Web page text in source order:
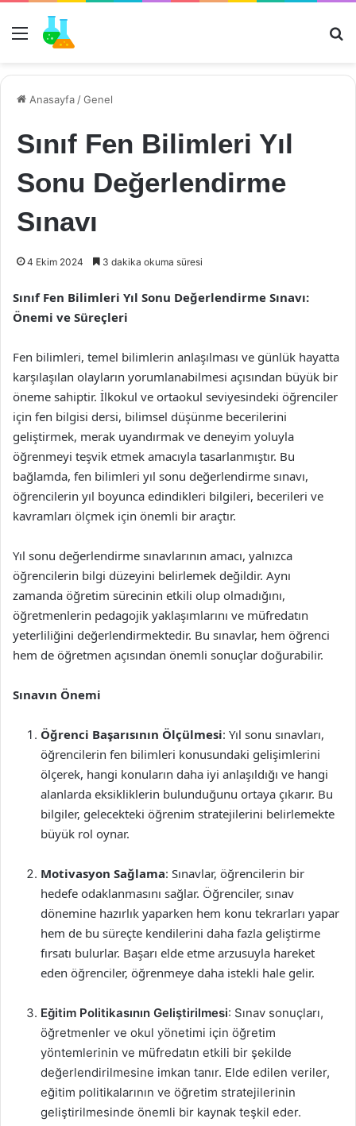
Menü
Anasayfa /Genel
Sınıf Fen Bilimleri Yıl
Sonu Değerlendirme
Sınavı
4 Ekim 2024 3 dakika okuma süresi
Sınıf Fen Bilimleri Yıl Sonu Değerlendirme Sınavı:
Önemi ve Süreçleri
Fen bilimleri, temel bilimlerin anlaşılması ve günlük hayatta
karşılaşılan olayların yorumlanabilmesi açısından büyük bir
öneme sahiptir. İlkokul ve ortaokul seviyesindeki öğrenciler
için fen bilgisi dersi, bilimsel düşünme becerilerini
geliştirmek, merak uyandırmak ve deneyim yoluyla
öğrenmeyi teşvik etmek amacıyla tasarlanmıştır. Bu
bağlamda, fen bilimleri yıl sonu değerlendirme sınavı,
öğrencilerin yıl boyunca edindikleri bilgileri, becerileri ve
kavramları ölçmek için önemli bir araçtır.
Yıl sonu değerlendirme sınavlarının amacı, yalnızca
öğrencilerin bilgi düzeyini belirlemek değildir. Aynı
zamanda öğretim sürecinin etkili olup olmadığını,
öğretmenlerin pedagojik yaklaşımlarını ve müfredatın
yeterliliğini değerlendirmektedir. Bu sınavlar, hem öğrenci
hem de öğretmen açısından önemli sonuçlar doğurabilir.
Sınavın Önemi
Öğrenci Başarısının Ölçülmesi: Yıl sonu sınavları,
öğrencilerin fen bilimleri konusundaki gelişimlerini
ölçerek, hangi konuların daha iyi anlaşıldığı ve hangi
alanlarda eksikliklerin bulunduğunu ortaya çıkarır. Bu
bilgiler, gelecekteki öğrenim stratejilerini belirlemekte
büyük rol oynar.
Motivasyon Sağlama: Sınavlar, öğrencilerin bir
hedefe odaklanmasını sağlar. Öğrenciler, sınav
dönemine hazırlık yaparken hem konu tekrarları yapar
hem de bu süreçte kendilerini daha fazla geliştirme
fırsatı bulurlar. Başarı elde etme arzusuyla hareket
eden öğrenciler, öğrenmeye daha istekli hale gelir.
Eğitim Politikasının Geliştirilmesi: Sınav sonuçları,
öğretmenler ve okul yönetimi için öğretim
yöntemlerinin ve müfredatın etkili bir şekilde
değerlendirilmesine imkan tanır. Elde edilen veriler,
eğitim politikalarının ve öğretim stratejilerinin
geliştirilmesinde önemli bir kaynak teşkil eder.